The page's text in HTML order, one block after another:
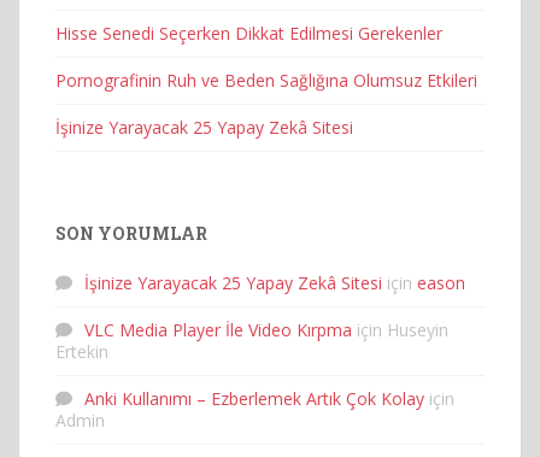
Hisse Senedi Seçerken Dikkat Edilmesi Gerekenler
Pornografinin Ruh ve Beden Sağlığına Olumsuz Etkileri
İşinize Yarayacak 25 Yapay Zekâ Sitesi
SON YORUMLAR
İşinize Yarayacak 25 Yapay Zekâ Sitesi için eason
VLC Media Player İle Video Kırpma için Huseyin
Ertekin
Anki Kullanımı – Ezberlemek Artık Çok Kolay için
Admin